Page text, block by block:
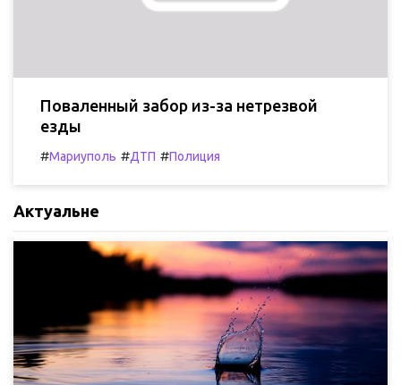
Поваленный забор из-за нетрезвой
езды
#Мариуполь #ДТП #Полиция
Актуальне